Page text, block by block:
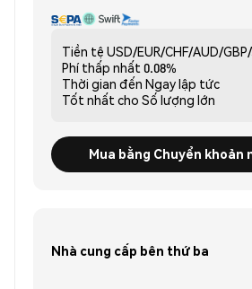
Tiền tệ USD/EUR/CHF/AUD/
Phí thấp nhất 0.08%
Thời gian đến Ngay lập tức
Tốt nhất cho Số lượng lớn
Mua bằng Chuyển khoản
Nhà cung cấp bên thứ ba